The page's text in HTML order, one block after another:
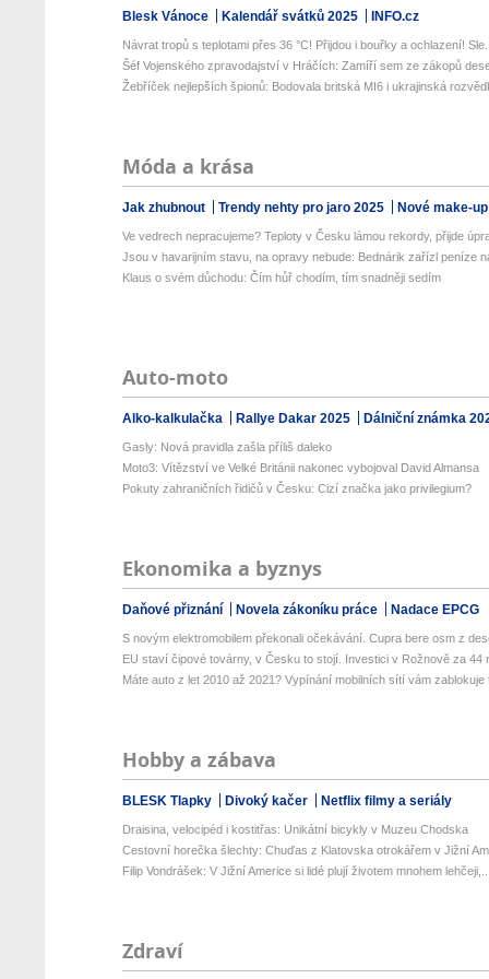
Blesk Vánoce Kalendář svátků 2025 INFO.cz
Návrat tropů s teplotami přes 36 °C! Přijdou i bouřky a ochlazení!
Šéf Vojenského zpravodajství v Hráčích: Zamíří sem ze zákopů
Žebříček nejlepších špionů: Bodovala britská MI6 i ukrajinská
Móda a krása
Jak zhubnout Trendy nehty pro jaro 2025 Nové make-
Ve vedrech nepracujeme? Teploty v Česku lámou rekordy, přijde
Jsou v havarijním stavu, na opravy nebude: Bednárik zařízl peníze
Klaus o svém důchodu: Čím hůř chodím, tím snadněji sedím
Auto-moto
Alko-kalkulačka Rallye Dakar 2025 Dálniční známka
Gasly: Nová pravidla zašla příliš daleko
Moto3: Vítězství ve Velké Británii nakonec vybojoval David Almansa
Pokuty zahraničních řidičů v Česku: Cizí značka jako privilegium?
Ekonomika a byznys
Daňové přiznání Novela zákoníku práce Nadace EPCG
S novým elektromobilem překonali očekávání. Cupra bere osm z
EU staví čipové továrny, v Česku to stojí. Investici v Rožnově za 44
Máte auto z let 2010 až 2021? Vypínání mobilních sítí vám zablokuje
Hobby a zábava
BLESK Tlapky Divoký kačer Netflix filmy a seriály
Draisina, velocipéd i kostitřas: Unikátní bicykly v Muzeu Chodska
Cestovní horečka šlechty: Chuďas z Klatovska otrokářem v Jižní
Filip Vondrášek: V Jižní Americe si lidé plují životem mnohem
Zdraví